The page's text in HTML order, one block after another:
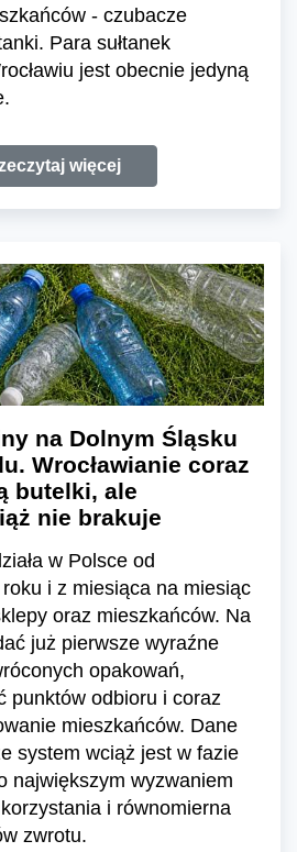
- czubacze
Para sułtanek
jest obecnie jedyną
więcej
na Dolnym Śląsku
Wrocławianie coraz
butelki, ale
nie brakuje
w Polsce od
i z miesiąca na miesiąc
oraz mieszkańców. Na
już pierwsze wyraźne
opakowań,
punktów odbioru i coraz
mieszkańców. Dane
system wciąż jest w fazie
największym wyzwaniem
i równomierna
zwrotu.